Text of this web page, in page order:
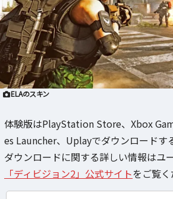
ELAのスキン
体験版はPlayStation Store、Xbox
es Launcher、Uplayでダウンロードす
ダウンロードに関する詳しい情報はユ
「ディビジョン2」公式サイトをご覧く